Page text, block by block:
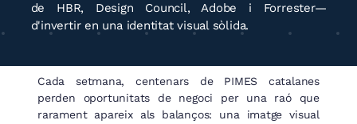
de HBR, Design Council, Adobe i Forrester—
d'invertir en una identitat visual sòlida.
Cada setmana, centenars de PIMES catalanes
perden oportunitats de negoci per una raó que
rarament apareix als balanços: una imatge visual